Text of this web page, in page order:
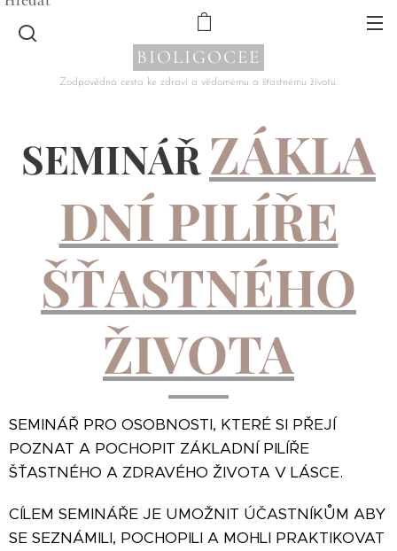
BIOLIGOCEE
Zodpovědná cesta ke zdraví a vědomému a šťastnému životu.
SEMINÁŘZÁKLA
DNÍ PILÍŘE
ŠŤASTNÉHO
ŽIVOTA
SEMINÁŘ PRO OSOBNOSTI, KTERÉ SI PŘEJÍ
POZNAT A POCHOPIT ZÁKLADNÍ PILÍŘE
ŠŤASTNÉHO A ZDRAVÉHO ŽIVOTA V LÁSCE.
CÍLEM SEMINÁŘE JE UMOŽNIT ÚČASTNÍKŮM ABY
SE SEZNÁMILI, POCHOPILI A MOHLI PRAKTIKOVAT